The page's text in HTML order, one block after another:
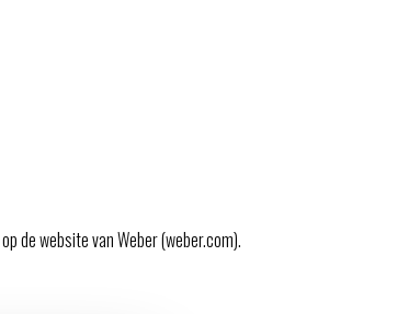
de website van Weber (weber.com).